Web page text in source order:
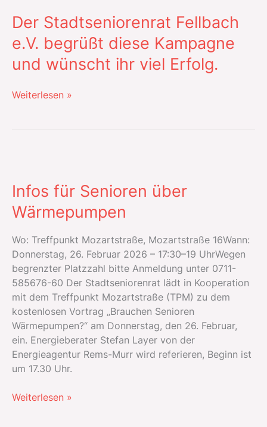
Der Stadtseniorenrat Fellbach
e.V. begrüßt diese Kampagne
und wünscht ihr viel Erfolg.
Der
und
wünscht
viel
Erfolg.
Weiterlesen »
Infos für Senioren über
Wärmepumpen
Wo: Treffpunkt Mozartstraße, Mozartstraße 16Wann:
Donnerstag, 26. Februar 2026 – 17:30–19 UhrWegen
begrenzter Platzzahl bitte Anmeldung unter 0711-
585676-60 Der Stadtseniorenrat lädt in Kooperation
mit dem Treffpunkt Mozartstraße (TPM) zu dem
kostenlosen Vortrag „Brauchen Senioren
Wärmepumpen?“ am Donnerstag, den 26. Februar,
ein. Energieberater Stefan Layer von der
Energieagentur Rems-Murr wird referieren, Beginn ist
um 17.30 Uhr.
Infos
Weiterlesen »